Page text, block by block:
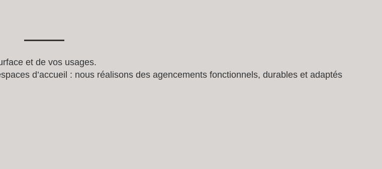
et de vos usages.
d’accueil : nous réalisons des agencements fonctionnels, durables et adaptés